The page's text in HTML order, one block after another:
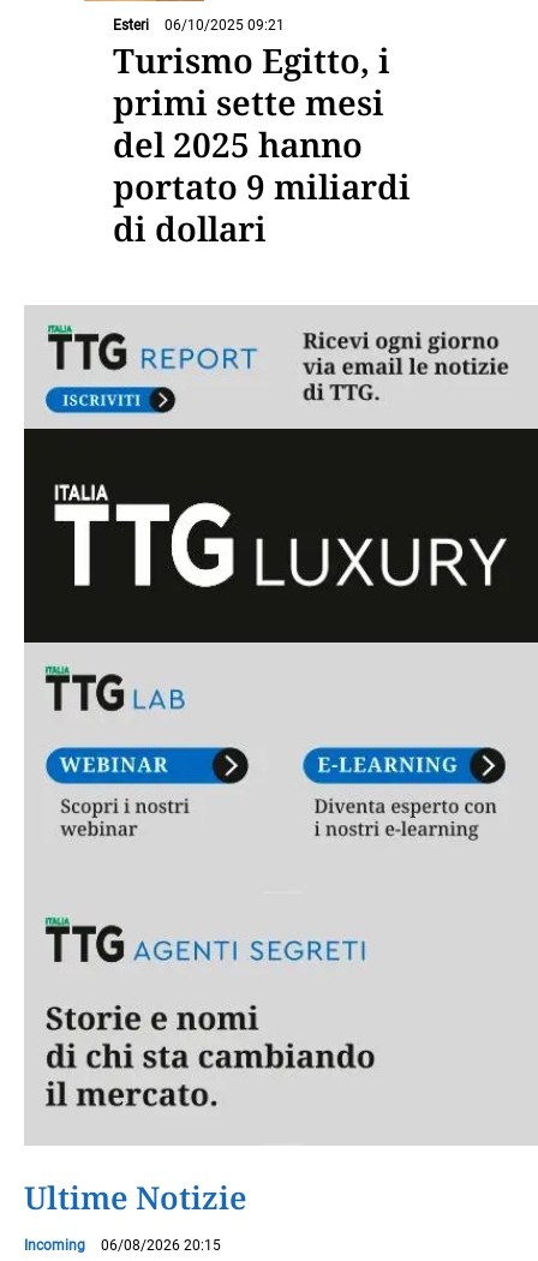
Esteri 06/10/2025 09:21
Turismo Egitto, i
primi sette mesi
del 2025 hanno
portato 9 miliardi
di dollari
Ultime Notizie
Incoming 06/08/2026 20:15